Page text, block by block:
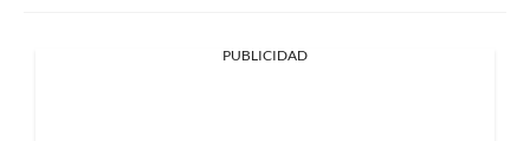
PUBLICIDAD